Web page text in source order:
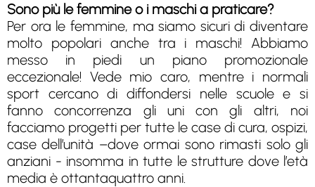
Sono più le femmine o i maschi a praticare?
Per ora le femmine, ma siamo sicuri di diventare
molto popolari anche tra i maschi! Abbiamo
messo in piedi un piano promozionale
eccezionale! Vede mio caro, mentre i normali
sport cercano di diffondersi nelle scuole e si
fanno concorrenza gli uni con gli altri, noi
facciamo progetti per tutte le case di cura, ospizi,
case dell’unità –dove ormai sono rimasti solo gli
anziani - insomma in tutte le strutture dove l’età
media è ottantaquattro anni.